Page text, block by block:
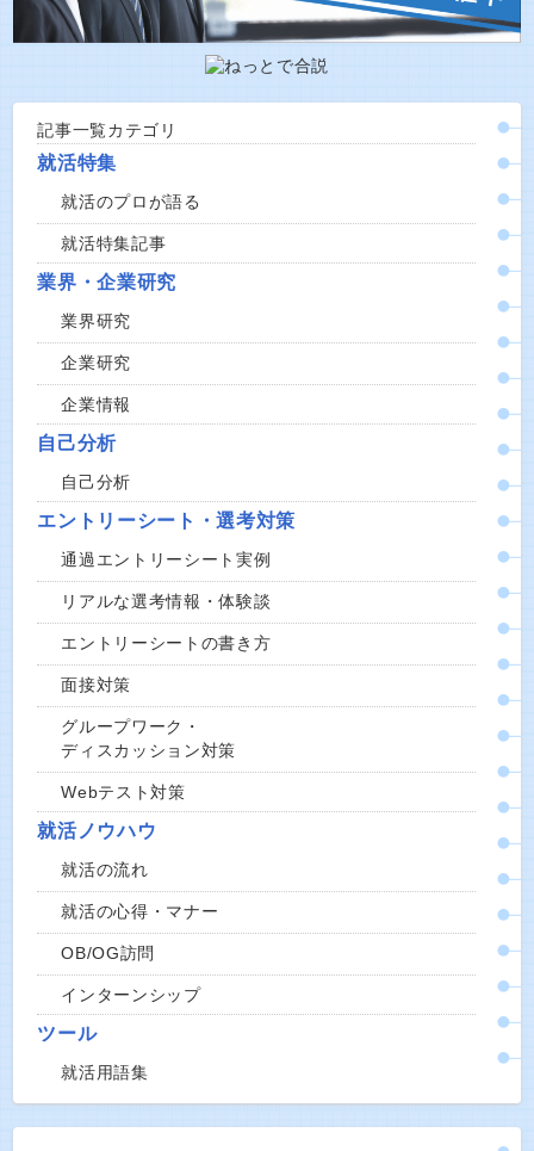
記事一覧カテゴリ
就活特集
就活のプロが語る
就活特集記事
業界・企業研究
業界研究
企業研究
企業情報
自己分析
自己分析
エントリーシート・選考対策
通過エントリーシート実例
リアルな選考情報・体験談
エントリーシートの書き方
面接対策
グループワーク・
ディスカッション対策
Webテスト対策
就活ノウハウ
就活の流れ
就活の心得・マナー
OB/OG訪問
インターンシップ
ツール
就活用語集